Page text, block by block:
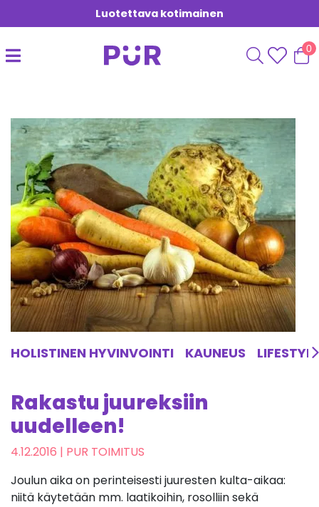
Luotettava kotimainen
0
HOLISTINEN HYVINVOINTI KAUNEUS LIFESTYLE
Rakastu juureksiin
uudelleen!
4.12.2016 | PUR TOIMITUS
Joulun aika on perinteisesti juuresten kulta-aikaa:
niitä käytetään mm. laatikoihin, rosolliin sekä